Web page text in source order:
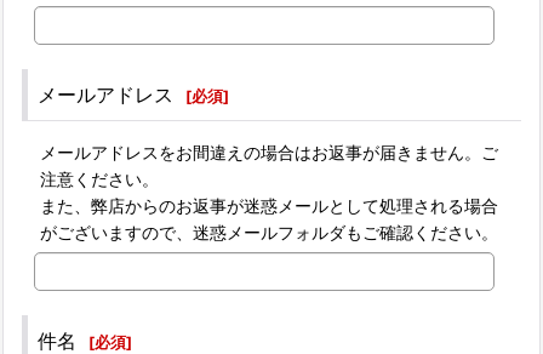
メールアドレス [必須]
メールアドレスをお間違えの場合はお返事が届きません。ご
注意ください。
また、弊店からのお返事が迷惑メールとして処理される場合
がございますので、迷惑メールフォルダもご確認ください。
件名 [必須]